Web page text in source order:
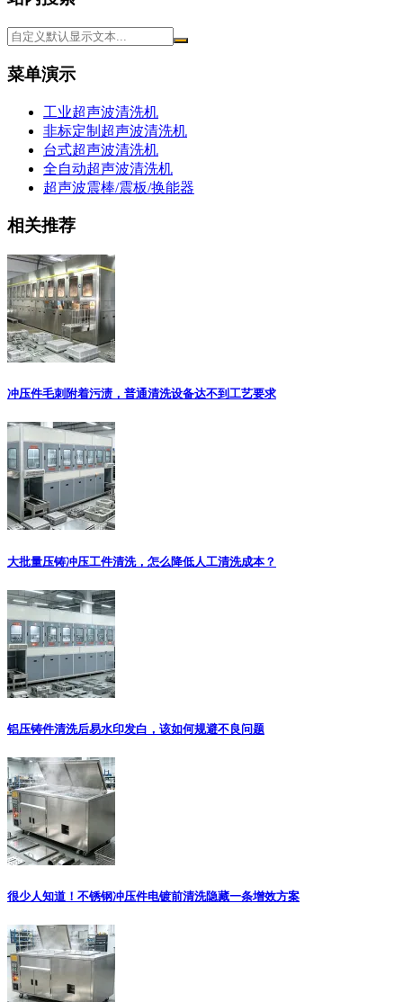
菜单演示
工业超声波清洗机
非标定制超声波清洗机
台式超声波清洗机
全自动超声波清洗机
超声波震棒/震板/换能器
相关推荐
冲压件毛刺附着污渍，普通清洗设备达不到工艺要求
大批量压铸冲压工件清洗，怎么降低人工清洗成本？
铝压铸件清洗后易水印发白，该如何规避不良问题
很少人知道！不锈钢冲压件电镀前清洗隐藏一条增效方案